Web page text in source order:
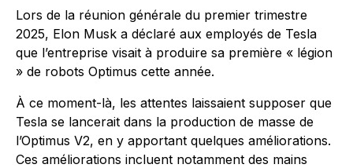
Lors de la réunion générale du premier trimestre
2025, Elon Musk a déclaré aux employés de Tesla
que l’entreprise visait à produire sa première « légion
» de robots Optimus cette année.
À ce moment-là, les attentes laissaient supposer que
Tesla se lancerait dans la production de masse de
l’Optimus V2, en y apportant quelques améliorations.
Ces améliorations incluent notamment des mains